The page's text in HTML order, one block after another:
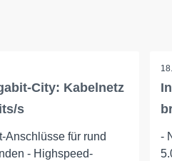
City: Kabelnetz
s
Anschlüsse für rund
- Highspeed-
-